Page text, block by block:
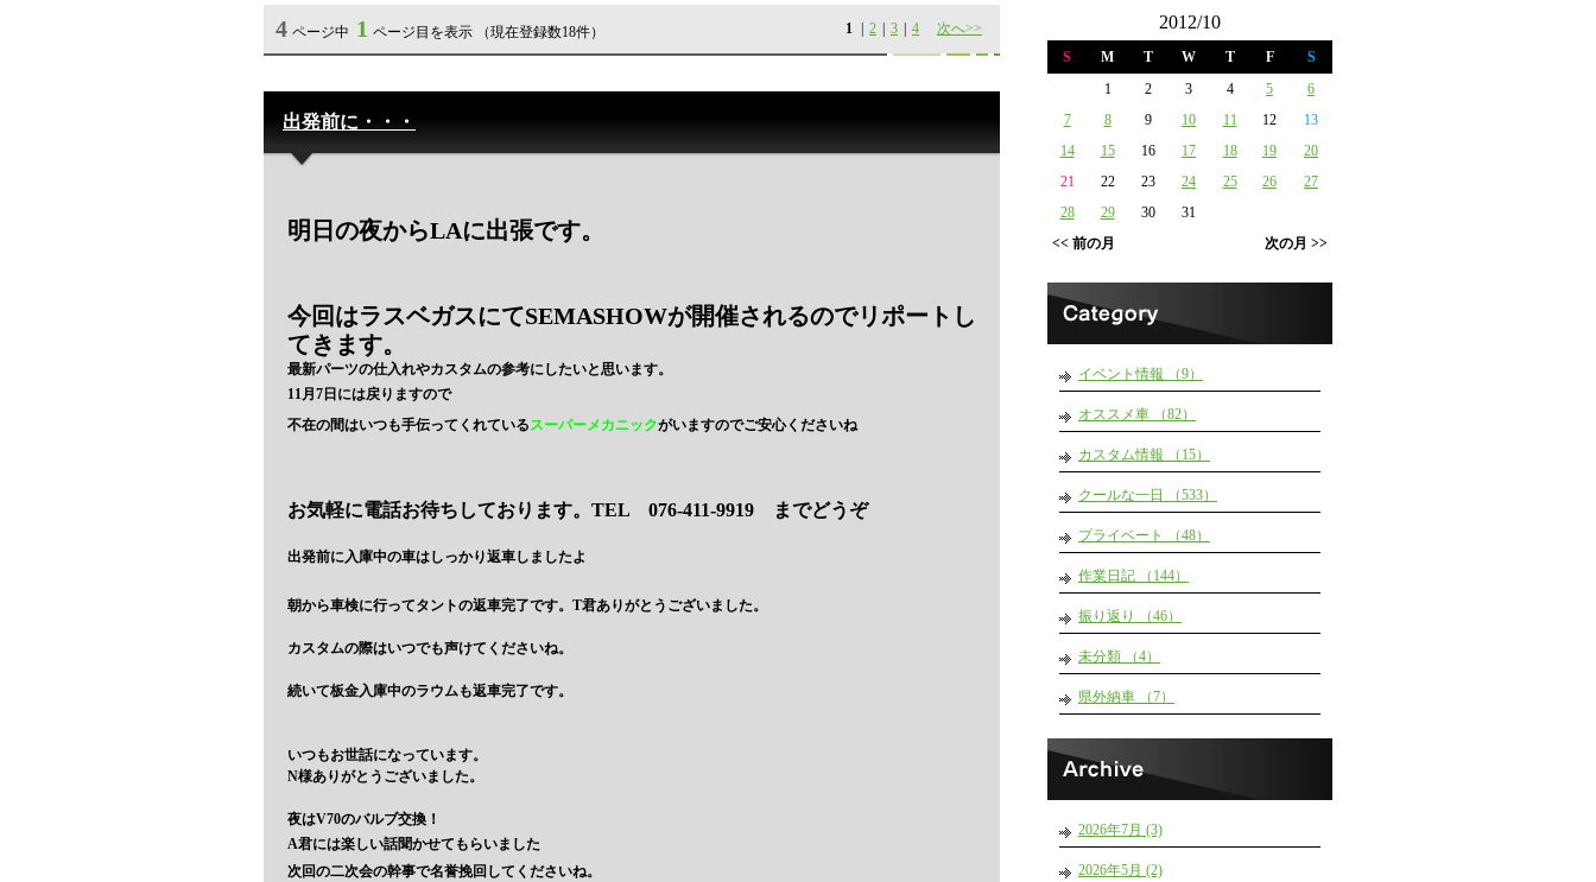
4 ページ中 1 ページ目を表示 （現在登録数18件） 1 2 3 4 次へ>>
出発前に・・・
明日の夜からLAに出張です。
今回はラスベガスにてSEMASHOWが開催されるのでリポートし
てきます。
最新パーツの仕入れやカスタムの参考にしたいと思います。
11月7日には戻りますので
不在の間はいつも手伝ってくれている スーパーメカニックがいますのでご安心くださいね
お気軽に電話お待ちしております。TEL 076-411-9919 までどうぞ
出発前に入庫中の車はしっかり返車しましたよ
朝から車検に行ってタントの返車完了です。T君ありがとうございました。
カスタムの際はいつでも声けてくださいね。
続いて板金入庫中のラウムも返車完了です。
いつもお世話になっています。
N様ありがとうございました。
夜はV70のバルブ交換！
A君には楽しい話聞かせてもらいました
次回の二次会の幹事で名誉挽回してくださいね。
2012/10
S M T W T F S
<< 前の月 次の月 >>
1 2 3 4 5
6
7
8 9 10 11 12
13
14
15 16 17 18 19
20
21
22 23 24 25 26
27
28
29 30 31
イベント情報 （9）
オススメ車 （82）
カスタム情報 （15）
クールな一日 （533）
プライベート （48）
作業日記 （144）
振り返り （46）
未分類 （4）
県外納車 （7）
2026年7月 (3)
2026年5月 (2)